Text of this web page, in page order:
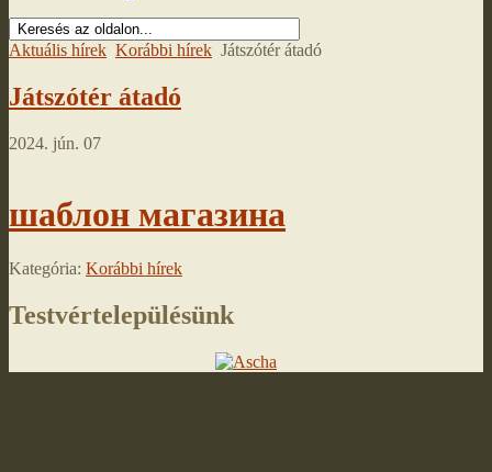
Aktuális hírek Korábbi hírek Játszótér átadó
Játszótér átadó
2024. jún. 07
шаблон магазина
Kategória: Korábbi hírek
Testvértelepülésünk